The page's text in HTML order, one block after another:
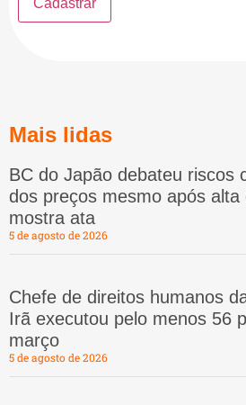
Mais lidas
BC do Japão debateu riscos
dos preços mesmo após alta
mostra ata
5 de agosto de 2026
Chefe de direitos humanos
Irã executou pelo menos 56
março
5 de agosto de 2026